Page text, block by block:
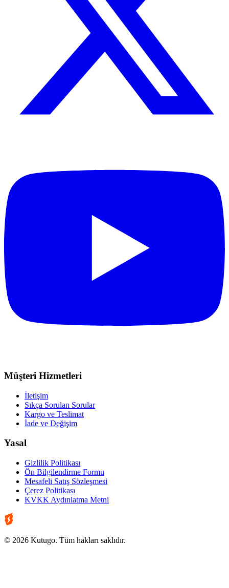
Müşteri Hizmetleri
İletişim
Sıkça Sorulan Sorular
Kargo ve Teslimat
İade ve Değişim
Yasal
Gizlilik Politikası
Ön Bilgilendirme Formu
Mesafeli Satış Sözleşmesi
Çerez Politikası
KVKK Aydınlatma Metni
© 2026 Kutugo. Tüm hakları saklıdır.